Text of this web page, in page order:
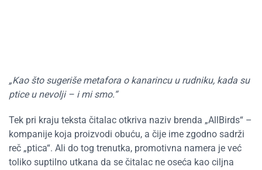
„Kao što sugeriše metafora o kanarincu u rudniku, kada su
ptice u nevolji – i mi smo.“
Tek pri kraju teksta čitalac otkriva naziv brenda „AllBirds“ –
kompanije koja proizvodi obuću, a čije ime zgodno sadrži
reč „ptica“. Ali do tog trenutka, promotivna namera je već
toliko suptilno utkana da se čitalac ne oseća kao ciljna